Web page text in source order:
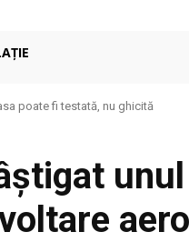
poate fi testată, nu ghicită